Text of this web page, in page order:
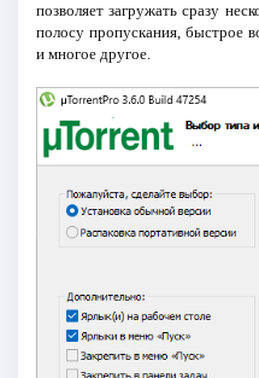
позволяет загружать сразу
полосу пропускания, быстрое
и многое другое.